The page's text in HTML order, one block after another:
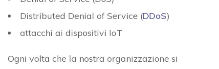
Distributed Denial of Service (DDoS)
attacchi ai dispositivi IoT
Ogni volta che la nostra organizzazione si